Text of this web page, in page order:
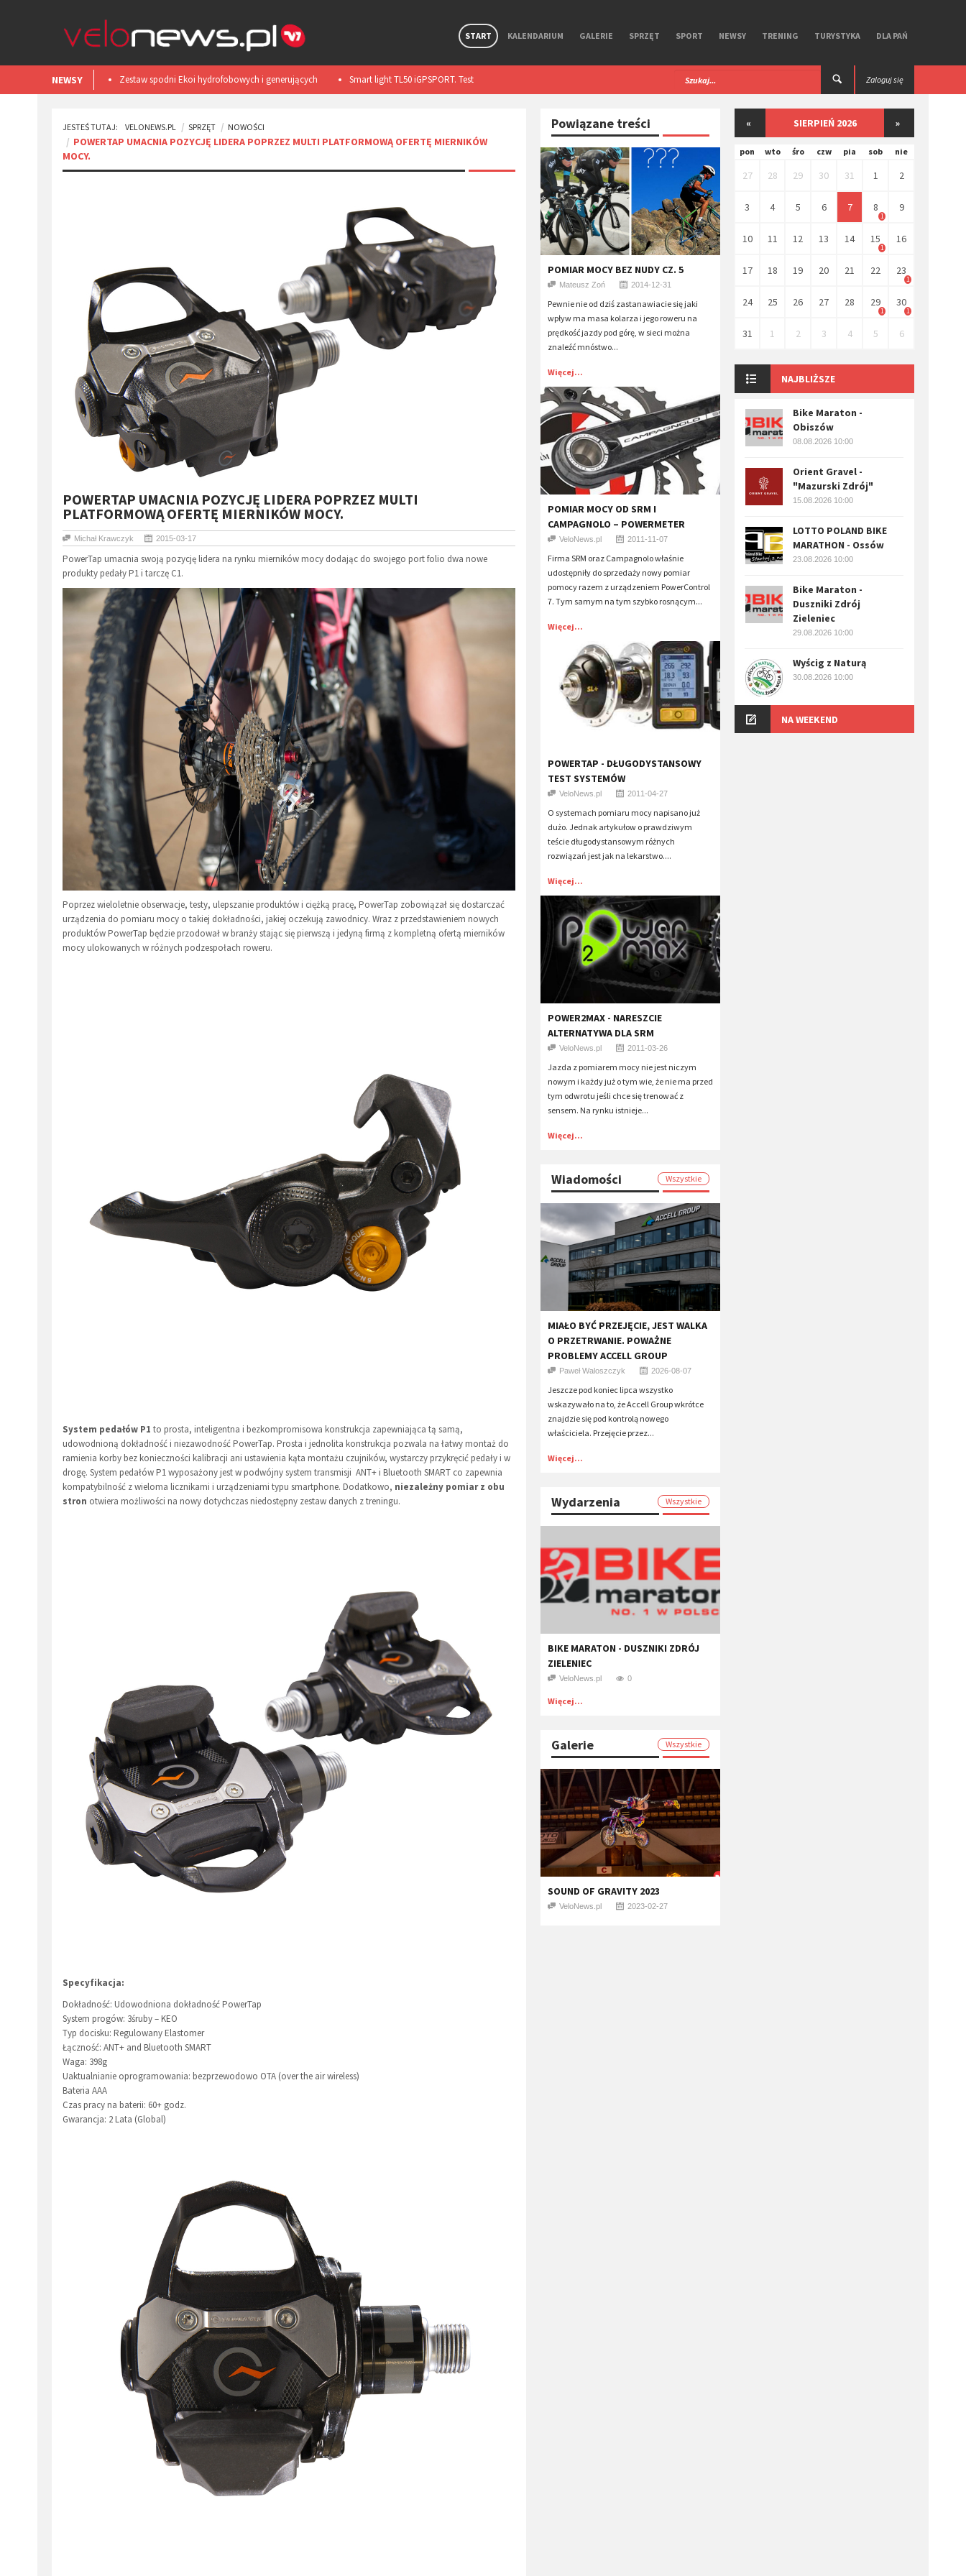
START KALENDARIUM GALERIE SPRZĘT SPORT NEWSY TRENING TURYSTYKA DLA PAŃ
NEWSY Smart light TL50 iGPSPORT. Test
Premierowy, symbiotyczny zestaw R Aero i Aerolite od
Ekoi.
Wolfpack Gravel Super Speed. Test
​Unbound Gravel 2026. Miłość i
Kansas.
Zaloguj się
JESTEŚ TUTAJ: VELONEWS.PL SPRZĘT NOWOŚCI
POWERTAP UMACNIA POZYCJĘ LIDERA POPRZEZ MULTI PLATFORMOWĄ OFERTĘ MIERNIKÓW
MOCY.
POWERTAP UMACNIA POZYCJĘ LIDERA POPRZEZ MULTI
PLATFORMOWĄ OFERTĘ MIERNIKÓW MOCY.
Michał Krawczyk 2015-03-17
PowerTap umacnia swoją pozycję lidera na rynku mierników mocy dodając do swojego port folio dwa nowe
produkty pedały P1 i tarczę C1.
Poprzez wieloletnie obserwacje, testy, ulepszanie produktów i ciężką pracę, PowerTap zobowiązał się dostarczać
urządzenia do pomiaru mocy o takiej dokładności, jakiej oczekują zawodnicy. Wraz z przedstawieniem nowych
produktów PowerTap będzie przodował w branży stając się pierwszą i jedyną firmą z kompletną ofertą mierników
mocy ulokowanych w różnych podzespołach roweru.
System pedałów P1 to prosta, inteligentna i bezkompromisowa konstrukcja zapewniająca tą samą,
udowodnioną dokładność i niezawodność PowerTap. Prosta i jednolita konstrukcja pozwala na łatwy montaż do
ramienia korby bez konieczności kalibracji ani ustawienia kąta montażu czujników, wystarczy przykręcić pedały i w
drogę. System pedałów P1 wyposażony jest w podwójny system transmisji ANT+ i Bluetooth SMART co zapewnia
kompatybilność z wieloma licznikami i urządzeniami typu smartphone. Dodatkowo, niezależny pomiar z obu
stron otwiera możliwości na nowy dotychczas niedostępny zestaw danych z treningu.
Specyfikacja:
Dokładność: Udowodniona dokładność PowerTap
System progów: 3śruby – KEO
Typ docisku: Regulowany Elastomer
Łączność: ANT+ and Bluetooth SMART
Waga: 398g
Uaktualnianie oprogramowania: bezprzewodowo OTA (over the air wireless)
Bateria AAA
Czas pracy na baterii: 60+ godz.
Gwarancja: 2 Lata (Global)
Powiązane treści
POMIAR MOCY BEZ NUDY CZ. 5
Mateusz Zoń 2014-12-31
Pewnie nie od dziś zastanawiacie się jaki
wpływ ma masa kolarza i jego roweru na
prędkość jazdy pod górę, w sieci można
znaleźć mnóstwo...
Więcej...
POMIAR MOCY OD SRM I
CAMPAGNOLO – POWERMETER
VeloNews.pl 2011-11-07
Firma SRM oraz Campagnolo właśnie
udostępniły do sprzedaży nowy pomiar
pomocy razem z urządzeniem PowerControl
7. Tym samym na tym szybko rosnącym...
Więcej...
POWERTAP - DŁUGODYSTANSOWY
TEST SYSTEMÓW
VeloNews.pl 2011-04-27
O systemach pomiaru mocy napisano już
dużo. Jednak artykułow o prawdziwym
teście długodystansowym różnych
rozwiązań jest jak na lekarstwo....
Więcej...
POWER2MAX - NARESZCIE
ALTERNATYWA DLA SRM
VeloNews.pl 2011-03-26
Jazda z pomiarem mocy nie jest niczym
nowym i każdy już o tym wie, że nie ma przed
tym odwrotu jeśli chce się trenować z
sensem. Na rynku istnieje...
Więcej...
Wiadomości Wszystkie
MIAŁO BYĆ PRZEJĘCIE, JEST WALKA
O PRZETRWANIE. POWAŻNE
PROBLEMY ACCELL GROUP
Paweł Waloszczyk 2026-08-07
Jeszcze pod koniec lipca wszystko
wskazywało na to, że Accell Group wkrótce
znajdzie się pod kontrolą nowego
właściciela. Przejęcie przez...
Więcej...
Wydarzenia Wszystkie
BIKE MARATON - DUSZNIKI ZDRÓJ
ZIELENIEC
VeloNews.pl 0
Więcej...
Galerie Wszystkie
SOUND OF GRAVITY 2023
VeloNews.pl 2023-02-27
« SIERPIEŃ 2026 »
pon wto śro czw pia sob nie
27 28 29 30 31 1 2
3 4 5 6 7 8
1
9
10 11 12 13 14 15
1
16
17 18 19 20 21 22 23
1
24 25 26 27 28 29
1
30
1
31 1 2 3 4 5 6
NAJBLIŻSZE
Bike Maraton -
Obiszów
08.08.2026 10:00
Orient Gravel -
"Mazurski Zdrój"
15.08.2026 10:00
LOTTO POLAND BIKE
MARATHON - Ossów
23.08.2026 10:00
Bike Maraton -
Duszniki Zdrój
Zieleniec
29.08.2026 10:00
Wyścig z Naturą
30.08.2026 10:00
NA WEEKEND